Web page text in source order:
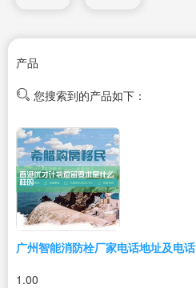
产品
您搜索到的产品如下：
广州智能消防栓厂家电话地址及电话
1.00